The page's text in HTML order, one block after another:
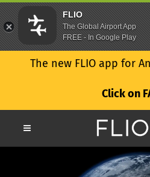
The new FLIO app for
Click on
FLIO
The Global Airport App
FREE - In Google Play